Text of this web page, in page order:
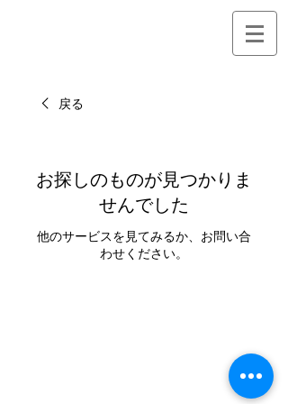
戻る
お探しのものが見つかりま
せんでした
他のサービスを見てみるか、お問い合
わせください。